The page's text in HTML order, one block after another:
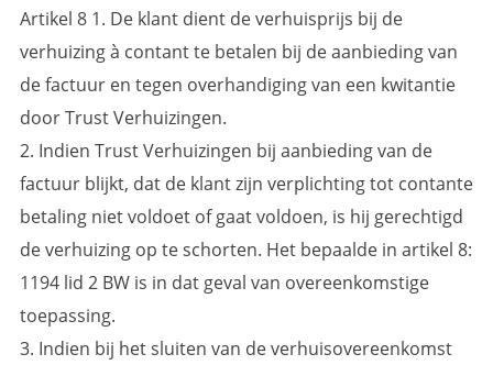
Artikel 8 1. De klant dient de verhuisprijs bij de
verhuizing à contant te betalen bij de aanbieding van
de factuur en tegen overhandiging van een kwitantie
door Trust Verhuizingen.
2. Indien Trust Verhuizingen bij aanbieding van de
factuur blijkt, dat de klant zijn verplichting tot contante
betaling niet voldoet of gaat voldoen, is hij gerechtigd
de verhuizing op te schorten. Het bepaalde in artikel 8:
1194 lid 2 BW is in dat geval van overeenkomstige
toepassing.
3. Indien bij het sluiten van de verhuisovereenkomst